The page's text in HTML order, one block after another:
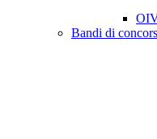
Bandi di